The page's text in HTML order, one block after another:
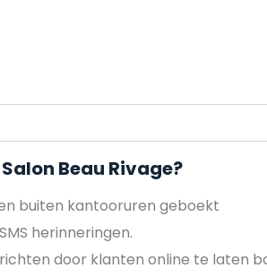
Beau Rivage?
buiten kantooruren geboekt
herinneringen.
door klanten online te laten